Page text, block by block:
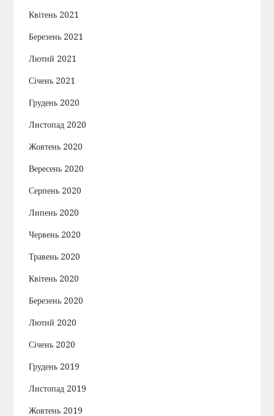
Квітень 2021
Березень 2021
Лютий 2021
Січень 2021
Грудень 2020
Листопад 2020
Жовтень 2020
Вересень 2020
Серпень 2020
Липень 2020
Червень 2020
Травень 2020
Квітень 2020
Березень 2020
Лютий 2020
Січень 2020
Грудень 2019
Листопад 2019
Жовтень 2019